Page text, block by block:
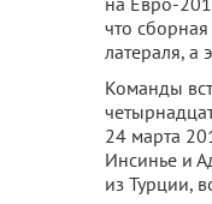
что
латераля, а
Команды
24 марта
Инсинье и
из Турции,